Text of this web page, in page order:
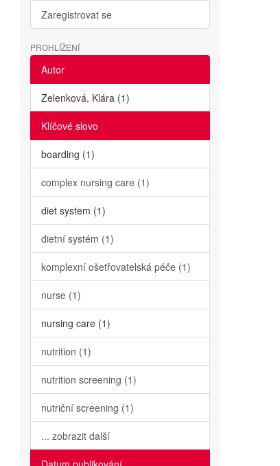
Zaregistrovat se
PROHLÍŽENÍ
Autor
Zelenková, Klára (1)
Klíčové slovo
boarding (1)
complex nursing care (1)
diet system (1)
dietní systém (1)
komplexní ošetřovatelská péče (1)
nurse (1)
nursing care (1)
nutrition (1)
nutrition screening (1)
nutriční screening (1)
... zobrazit další